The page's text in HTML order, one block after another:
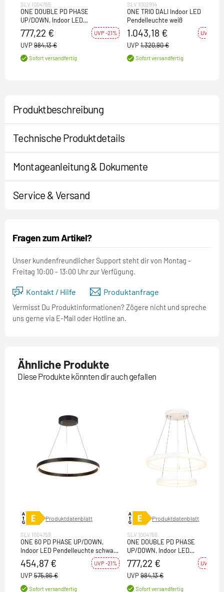
SLV 1004765
ONE DOUBLE PD PHASE
UP/DOWN, Indoor LED
Pendelleuchte schwarz CCT switch
2700/3000K
777,22 € UVP -21%
UVP 984,13 €
Sofort versandfertig
SLV 1002914
ONE TRIO DALI Indoor LED
Pendelleuchte weiß
1.043,18 € UVP -21%
UVP 1.320,90 €
Sofort versandfertig
Produktbeschreibung
Technische Produktdetails
Montageanleitung & Dokumente
Service & Versand
Fragen zum Artikel?
Unser kundenfreundlicher Support steht dir von Montag -
Freitag 10:00 - 13:00 Uhr zur Verfügung.
Kontakt / Hilfe Produktanfrage
Vermisst Du Produktinformationen? Zögere nicht und spreche
uns gerne via E-Mail oder Hotline an.
Ähnliche Produkte
Diese Produkte könnten dir auch gefallen
Produktdatenblatt
SLV 1004759
ONE 60 PD PHASE UP/DOWN,
Indoor LED Pendelleuchte schwarz
CCT switch 2700/3000K
454,87 € UVP -21%
UVP 575,96 €
Sofort versandfertig
Produktdatenblatt
SLV 1004766
ONE DOUBLE PD PHASE
UP/DOWN, Indoor LED
Pendelleuchte weiß CCT switch
2700/3000K
777,22 € UVP -21%
UVP 984,13 €
Sofort versandfertig